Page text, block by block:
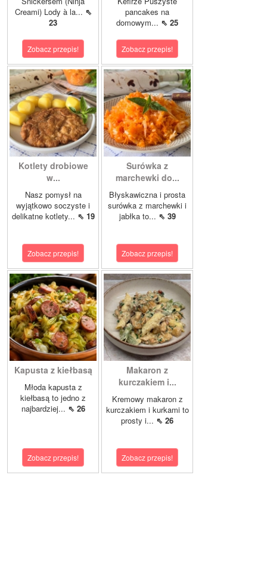
Creami) Lody à la... ⇖
23
Zobacz przepis!
pancakes na
domowym... ⇖ 25
Zobacz przepis!
Kotlety drobiowe
w...
Nasz pomysł na
wyjątkowo soczyste i
delikatne kotlety... ⇖ 19
Zobacz przepis!
Surówka z
marchewki do...
Błyskawiczna i prosta
surówka z marchewki i
jabłka to... ⇖ 39
Zobacz przepis!
Kapusta z kiełbasą
Młoda kapusta z
kiełbasą to jedno z
najbardziej... ⇖ 26
Zobacz przepis!
Makaron z
kurczakiem i...
Kremowy makaron z
kurczakiem i kurkami to
prosty i... ⇖ 26
Zobacz przepis!